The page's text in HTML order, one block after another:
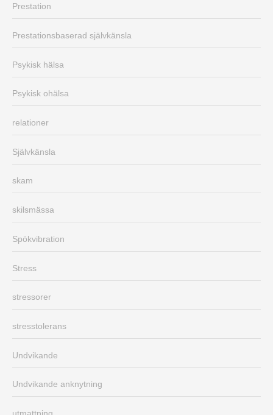
Prestation
Prestationsbaserad självkänsla
Psykisk hälsa
Psykisk ohälsa
relationer
Självkänsla
skam
skilsmässa
Spökvibration
Stress
stressorer
stresstolerans
Undvikande
Undvikande anknytning